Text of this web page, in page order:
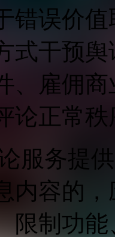
错误价
式干预
、雇佣
论正常
服务提
内容的
限制功